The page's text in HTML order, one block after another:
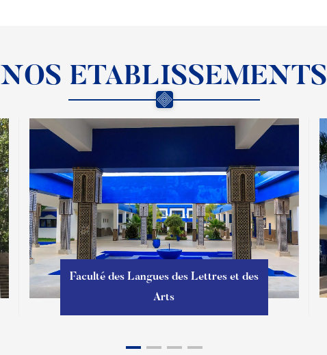
NOS ETABLISSEMENTS​
Faculté des Langues des Lettres et des
Arts